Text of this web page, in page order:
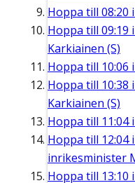
Hoppa till 08:20
Hoppa till 09:19
Karkiainen (S)
Hoppa till 10:06
Hoppa till 10:38
Karkiainen (S)
Hoppa till 11:04i
Hoppa till 12:04i
inrikesminister
Hoppa till 13:10